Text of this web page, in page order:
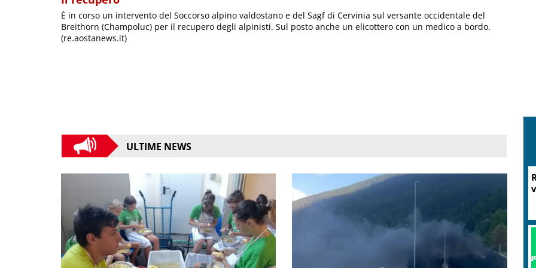
È in corso un intervento del Soccorso alpino valdostano e del Sagf di Cervinia sul versante occidentale del
Breithorn (Champoluc) per il recupero degli alpinisti. Sul posto anche un elicottero con un medico a bordo.
(re.aostanews.it)
ULTIME NEWS